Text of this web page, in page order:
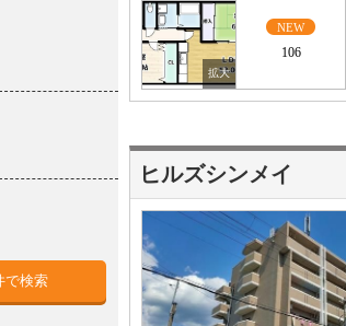
NEW
106
ヒルズシンメイ